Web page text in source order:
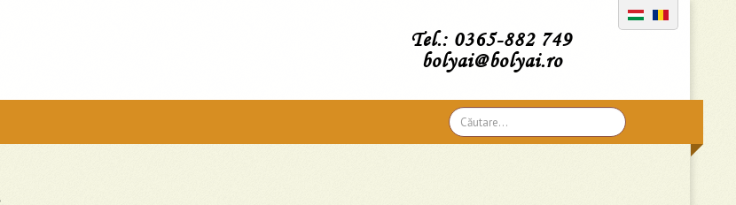
Tel.: 0365-882 749
bolyai@bolyai.ro
Căutare
...